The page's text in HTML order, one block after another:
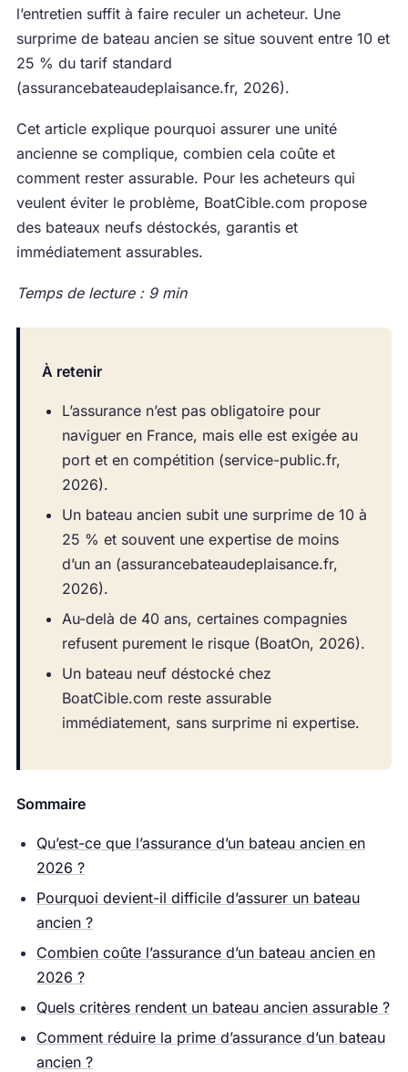
l’entretien suffit à faire reculer un acheteur. Une
surprime de bateau ancien se situe souvent entre 10 et
25 % du tarif standard
(assurancebateaudeplaisance.fr, 2026).
Cet article explique pourquoi assurer une unité
ancienne se complique, combien cela coûte et
comment rester assurable. Pour les acheteurs qui
veulent éviter le problème, BoatCible.com propose
des bateaux neufs déstockés, garantis et
immédiatement assurables.
Temps de lecture : 9 min
À retenir
L’assurance n’est pas obligatoire pour
naviguer en France, mais elle est exigée au
port et en compétition (service-public.fr,
2026).
Un bateau ancien subit une surprime de 10 à
25 % et souvent une expertise de moins
d’un an (assurancebateaudeplaisance.fr,
2026).
Au-delà de 40 ans, certaines compagnies
refusent purement le risque (BoatOn, 2026).
Un bateau neuf déstocké chez
BoatCible.com reste assurable
immédiatement, sans surprime ni expertise.
Sommaire
Qu’est-ce que l’assurance d’un bateau ancien en
2026 ?
Pourquoi devient-il difficile d’assurer un bateau
ancien ?
Combien coûte l’assurance d’un bateau ancien en
2026 ?
Quels critères rendent un bateau ancien assurable ?
Comment réduire la prime d’assurance d’un bateau
ancien ?